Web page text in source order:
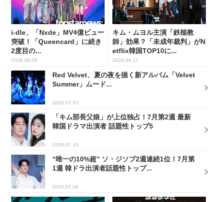
i-dle、「Nxde」MV4億ビュー
突破！「Queencard」に続き
2度目の...
2026.08.05
キム・ムヨル主演「鉄槌教
師」効果？「未成年裁判」がN
etflix韓国TOP10に...
2026.06.17
Red Velvet、夏の夜を描く新アルバム「Velvet
Summer」ムード...
2026.07.22
「キム部長父娘」が上位独占！7月第2週 最新
韓国ドラマ出演者 話題性トップ5
2026.07.15
“唯一の10%超” ソ・ジソブ2週連続1位！7月第
1週 韓ドラ出演者話題性トップ...
2026.07.08